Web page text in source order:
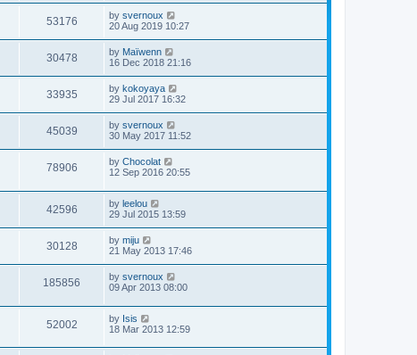
53176 by svernoux
20 Aug 2019 10:27
30478 by Maïwenn
16 Dec 2018 21:16
33935 by kokoyaya
29 Jul 2017 16:32
45039 by svernoux
30 May 2017 11:52
78906 by Chocolat
12 Sep 2016 20:55
42596 by leelou
29 Jul 2015 13:59
30128 by miju
21 May 2013 17:46
185856 by svernoux
09 Apr 2013 08:00
52002 by Isis
18 Mar 2013 12:59